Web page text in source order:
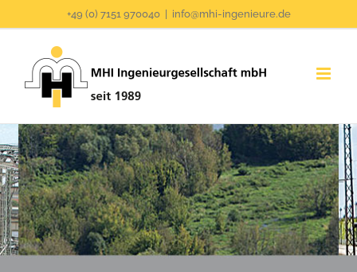
springen
+49 (0) 7151 970040 info@mhi-ingenieure.de